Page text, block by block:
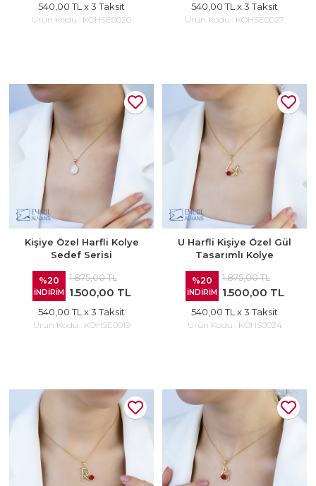
540,00 TL x 3 Taksit
Ürün Kodu : KOHSE0020
540,00 TL x 3 Taksit
Ürün Kodu : KOHSE0027
Kişiye Özel Harfli Kolye
Sedef Serisi
%20
İNDİRİM
1.875,00 TL
1.500,00 TL
540,00 TL x 3 Taksit
Ürün Kodu : KOHSE0019
U Harfli Kişiye Özel Gül
Tasarımlı Kolye
%20
İNDİRİM
1.875,00 TL
1.500,00 TL
540,00 TL x 3 Taksit
Ürün Kodu : KOHS0024